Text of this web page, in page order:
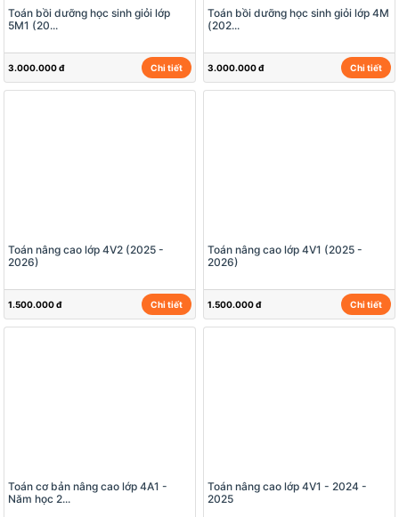
Toán bồi dưỡng học sinh giỏi lớp
5M1 (20...
3.000.000 đ Chi tiết
Toán bồi dưỡng học sinh giỏi lớp 4M
(202...
3.000.000 đ Chi tiết
Toán nâng cao lớp 4V2 (2025 -
2026)
1.500.000 đ Chi tiết
Toán nâng cao lớp 4V1 (2025 -
2026)
1.500.000 đ Chi tiết
Toán cơ bản nâng cao lớp 4A1 -
Năm học 2...
Toán nâng cao lớp 4V1 - 2024 -
2025